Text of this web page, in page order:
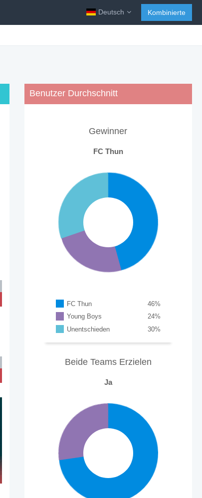
Deutsch Kombinierte
Benutzer Durchschnitt
Gewinner
FC Thun
FC Thun %
46
Young Boys
%
24
Unentschieden
%
30
Beide Teams Erzielen
Ja